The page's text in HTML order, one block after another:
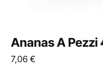
Ananas A Pezzi
7,06€